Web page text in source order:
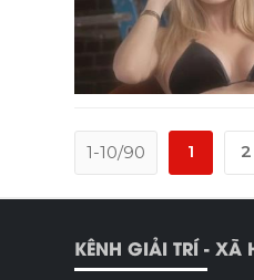
1-10/90 1 2
KÊNH GIẢI TRÍ - XÃ